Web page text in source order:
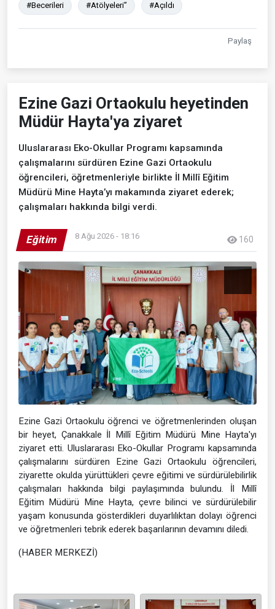
#Becerileri #Atölyeleri” #Açıldı
Paylaş
Ezine Gazi Ortaokulu heyetinden
Müdür Hayta'ya ziyaret
Uluslararası Eko-Okullar Programı kapsamında
çalışmalarını sürdüren Ezine Gazi Ortaokulu
öğrencileri, öğretmenleriyle birlikte İl Millî Eğitim
Müdürü Mine Hayta’yı makamında ziyaret ederek;
çalışmaları hakkında bilgi verdi.
Eğitim 8 Ağu 2026 - 18:16 160
Ezine Gazi Ortaokulu öğrenci ve öğretmenlerinden oluşan
bir heyet, Çanakkale İl Millî Eğitim Müdürü Mine Hayta'yı
ziyaret etti. Uluslararası Eko-Okullar Programı kapsamında
çalışmalarını sürdüren Ezine Gazi Ortaokulu öğrencileri,
ziyarette okulda yürüttükleri çevre eğitimi ve sürdürülebilirlik
çalışmaları hakkında bilgi paylaşımında bulundu. İl Millî
Eğitim Müdürü Mine Hayta, çevre bilinci ve sürdürülebilir
yaşam konusunda gösterdikleri duyarlılıktan dolayı öğrenci
ve öğretmenleri tebrik ederek başarılarının devamını diledi.
(HABER MERKEZİ)